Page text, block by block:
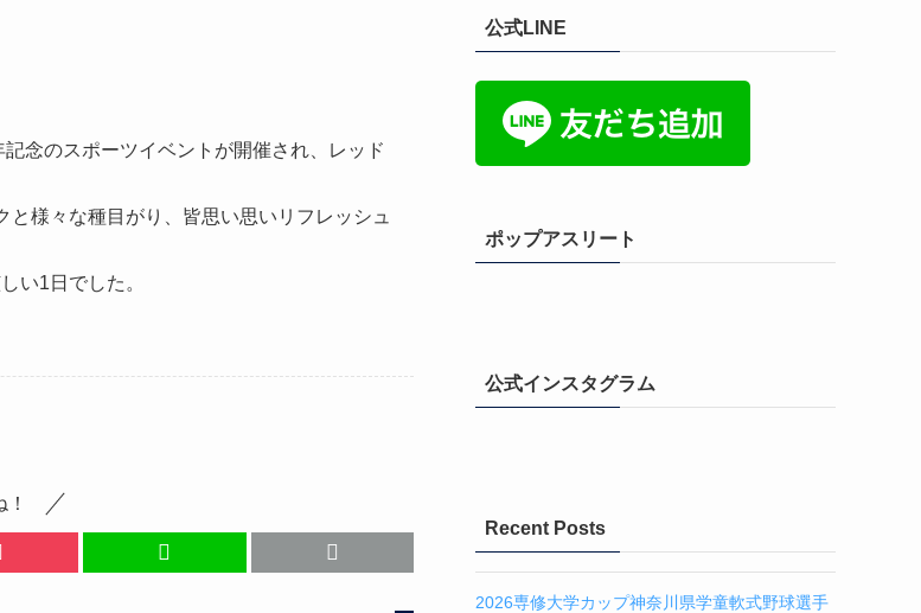
念のスポーツイベントが開催され、レッド
様々な種目がり、皆思い思いリフレッシュ
い1日でした。
公式LINE
ポップアスリート
公式インスタグラム
Recent Posts
2026専修大学カップ神奈川県学童軟式野球選手